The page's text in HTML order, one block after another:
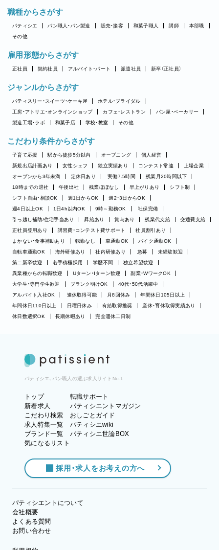
職種からさがす
パティシエ パン職人・パン製造 販売・接客 和菓子職人 講師
本部職
その他
雇用形態からさがす
正社員 契約社員 アルバイト・パート 派遣社員 新卒（正社員）
ジャンルからさがす
パティスリー・スイーツ・ケーキ屋
ホテル・ブライダル
工房・アトリエ・オンラインショップ
カフェ・レストラン
パン屋・ベーカリー
製造工場・ラボ
和菓子店 学校・教室 その他
こだわり条件からさがす
子育て応援 駅から徒歩5分以内 オープニング
個人経営
新規出店計画あり
女性シェフ 独立実績あり コンテスト常連
上場企業
オープンから3年未満
定休日あり 実働7.5時間
残業月20時間以下
18時までの退社
午後出社 残業ほぼなし 早上がりあり
シフト制
シフト自由・相談OK
週1日からOK
週2・3日からOK
週4日以上OK
1日4h以内OK 9時～勤務OK
社保完備
引っ越し補助/住宅手当あり
昇給あり 賞与あり 残業代支給
交通費支給
正社員登用あり
講習費・コンテスト費サポート
社員割引あり
まかない・食事補助あり
転勤なし 車通勤OK
バイク通勤OK
自転車通勤OK
海外研修あり 社内研修あり 急募
未経験歓迎
第二新卒歓迎
若手積極採用 学歴不問
独立希望歓迎
異業種からの転職歓迎
Uターン・Iターン歓迎
副業・WワークOK
大学生・専門学生歓迎
ブランク明けOK
40代・50代活躍中
アルバイト入社OK
連休取得可能 月8回休み
年間休日105日以上
年間休日110日以上
日曜日休み 有給取得推奨
産休・育休取得実績あり
休日数選択OK
長期休暇あり 完全週休二日制
パティシエ、パン職人の選ぶ求人サイトNo.1
トップ
新着求人
こだわり検索
求人特集一覧
ブランド一覧
気になるリスト
転職サポート
パティシエントマガジン
おしごとガイド
パティシエwiki
パティシエ世論BOX
採用・求人をお考えの方へ
パティシエントについて
会社概要
よくある質問
お問い合わせ